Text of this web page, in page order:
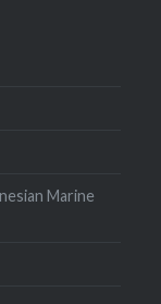
Marine